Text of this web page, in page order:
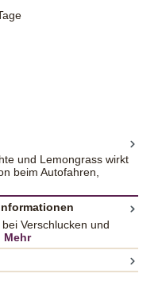
Wert ein oder benutze die
und Lemongrass wirkt
beim Autofahren,
Verschlucken und
Mehr